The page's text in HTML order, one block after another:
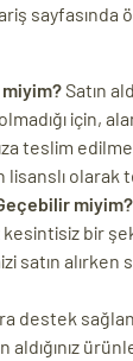
miyim?Satın
teslim
olarak
miyim?
bir
satın
destek
aldığınız